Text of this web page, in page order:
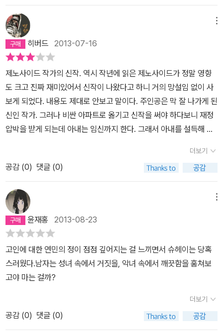
는 소식을 전해오고, 더 경제적으로 안정될때 아이를 갖자며 임신중
절 수술을 하자고 가나미를 설득한다. 아이를 낳고 싶은 가나미는 어
쩔수 없이 수긍하고, 산부인과 의사였던 정신과 의사 이소가와가 그
들을 돕는다. 하지만 가나미에게 다른 여성의 존재가 보이기 시작했
다. 임신 중절을 막으려는 다른 인격인건지, 다른 여성으로 빙의된건
지 알수가 없다. 자신이 가진 것을 포기하지 못해 임신 중절을 택한
슈헤이는 모든 보통의 남자가 아닐까 싶다. 사실 여자로서 내가 만약
가나미같은 상황이었다해도 아이를 중절수술에 마지못해 동의했을것
같다. 하지만 그들은 자신들에게 처한 힘든 상황에서 슬기롭게 헤쳐
여다보게 된다.아이를 너무도 간절하게 갖고 싶은 경우가 아니었을
때, 부담으로 다가온 임신에 대해 많이 망설였던 점, 아이를 보호하고
자신만의 아이를 낳고 싶은 '엄마가 되는 과정', '아빠가 되어가는 과
정'을 보여주고 있었다. 어느 날 아이가 생기고, 바로 부모가 될 준비
가 되지 않는다. 책을 읽어도, 지식일 뿐이고, 진짜 부모가 되어가는
과정은 아이를 키우면서 배워가는 것 같다. 사랑을 하는 일에도 책임
감이 함께 온다는 것을 작가는 이야기하고 있다. 새생명의 탄생을 지
켜보는 경이를 느껴본 사람은 알것이다. 생명의 소중함을 일깨워주는
글이었다..
애정하는 작가라 좋은데, 다카노 가즈아키는 그 정도는 아니라서, <
제노사이드> 후에 읽은 책이라 약간 실망. 아이를 낳고 싶어하는 여
자들과 아이를 지우고 싶어하는 남자들과 정신과/산부인과 의사. 로
요약될 수 있는 미스터리라 하겠다.
히버드 2013-07-16
제노사이드 작가의 신작. 역시 작년에 읽은 제노사이드가 정말 영향
도 크고 진짜 재미있어서 신작이 나왔다고 하니 거의 망설임 없이 사
보게 되었다. 내용도 제대로 안보고 말이다. 주인공은 막 잘 나가게 된
신인 작가. 그러나 비싼 아파트로 옮기고 신작을 써야 하다보니 재정
압박을 받게 되는데 아내는 임신까지 한다. 그래서 아내를 설득해 낙
그것도 그 아내를 중심으로. 한편 그들을 치료하게 된 의사는 그에게
도 사연이 있어 혼신을 다해 치료에 임하는데... 워낙 제노사이드가 대
작이라 그런가 확실히 이번 소설은 느낌이 덜하다. 그냥저냥 볼만한
정도라고 해야하나? 물론 지루하거나 하진 않지만.
더보기
공감 (0) 댓글 (0)
윤재홍 2013-08-23
고인에 대한 연민의 정이 점점 깊어지는 걸 느끼면서 슈헤이는 당혹
스러웠다.남자는 성녀 속에서 거짓을, 악녀 속에서 깨끗함을 훔쳐보
고야 마는 걸까?
더보기
공감 (0) 댓글 (0)